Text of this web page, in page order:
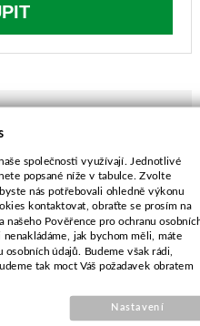
mm
společnosti využívají. Jednotlivé
popsané níže v tabulce. Zvolte
nás potřebovali ohledně výkonu
kontaktovat, obraťte se prosím na
Pověřence pro ochranu
jak bychom měli, máte
údajů. Budeme však rádi,
tak moct Váš požadavek obratem
Nastavení